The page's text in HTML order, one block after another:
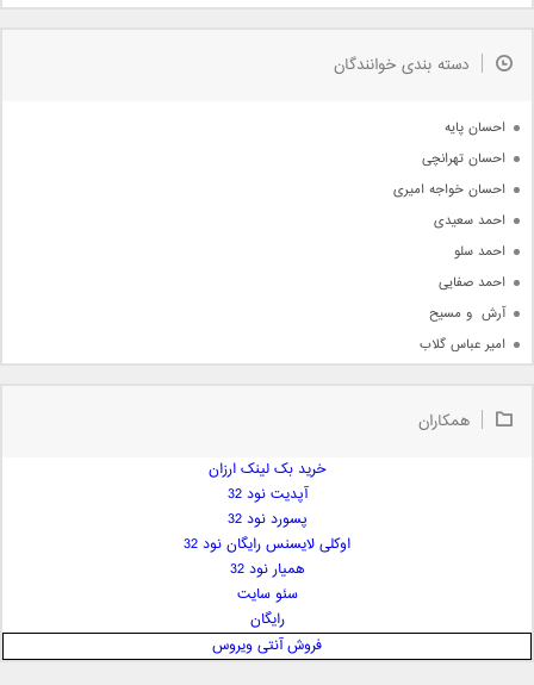
مذهبی
جدیدترین ها
دسته بندی خوانندگان
احسان پایه
احسان تهرانچی
احسان خواجه امیری
احمد سعیدی
احمد سلو
احمد صفایی
آرش  و مسیح
امیر عباس گلاب
امیر علی
ایمان غلامی
همکاران
خرید بک لینک ارزان
آپدیت نود 32
پسورد نود 32
اوکلی لایسنس رایگان نود 32
همیار نود 32
سئو سایت
رایگان
فروش آنتی ویروس